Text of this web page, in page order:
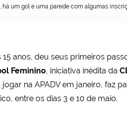
um gol e uma parede com algumas
15 anos, deu seus primeiros
Feminino, iniciativa inédita da
na APADV em janeiro, faz
entre os dias 3 e 10 de maio.